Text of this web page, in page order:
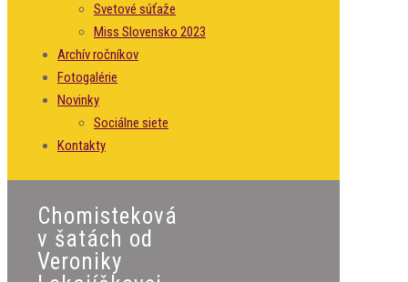
Svetové súťaže
Miss Slovensko 2023
Archív ročníkov
Fotogalérie
Novinky
Sociálne siete
Kontakty
Chomisteková
v šatách od
Veroniky